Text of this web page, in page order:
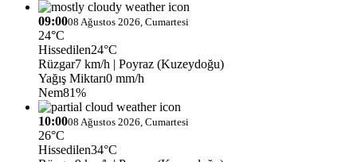
09:0008 Ağustos 2026, Cumartesi
24°C
Hissedilen24°C
Rüzgar7 km/h | Poyraz (Kuzeydoğu)
Yağış Miktarı0 mm/h
Nem81%
10:0008 Ağustos 2026, Cumartesi
26°C
Hissedilen34°C